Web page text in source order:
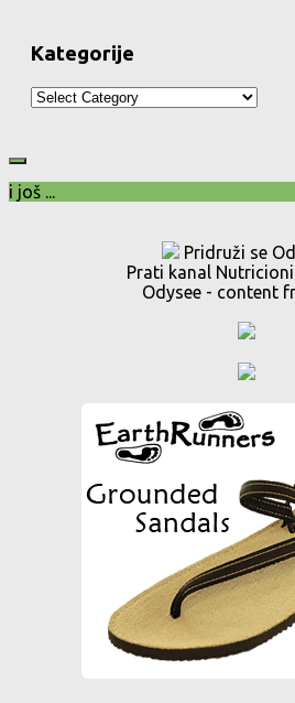
Kategorije
Kategorije
i još ...
Pridruži se
Prati kanal
Odysee - content